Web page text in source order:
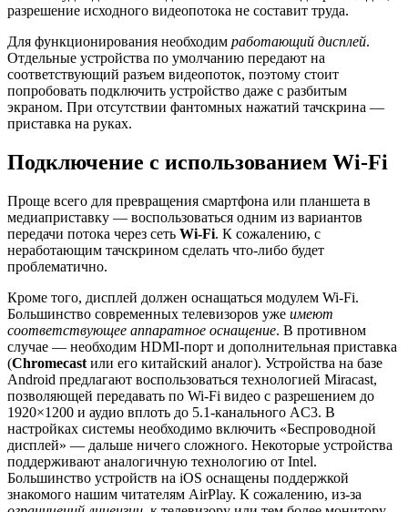
разрешение исходного видеопотока не составит труда.
Для функционирования необходим работающий дисплей.
Отдельные устройства по умолчанию передают на
соответствующий разъем видеопоток, поэтому стоит
попробовать подключить устройство даже с разбитым
экраном. При отсутствии фантомных нажатий тачскрина —
приставка на руках.
Подключение с использованием Wi-Fi
Проще всего для превращения смартфона или планшета в
медиаприставку — воспользоваться одним из вариантов
передачи потока через сеть Wi-Fi. К сожалению, с
неработающим тачскрином сделать что-либо будет
проблематично.
Кроме того, дисплей должен оснащаться модулем Wi-Fi.
Большинство современных телевизоров уже имеют
соответствующее аппаратное оснащение. В противном
случае — необходим HDMI-порт и дополнительная приставка
(Chromecast или его китайский аналог). Устройства на базе
Android предлагают воспользоваться технологией Miracast,
позволяющей передавать по Wi-Fi видео с разрешением до
1920×1200 и аудио вплоть до 5.1-канального AC3. В
настройках системы необходимо включить «Беспроводной
дисплей» — дальше ничего сложного. Некоторые устройства
поддерживают аналогичную технологию от Intel.
Большинство устройств на iOS оснащены поддержкой
знакомого нашим читателям AirPlay. К сожалению, из-за